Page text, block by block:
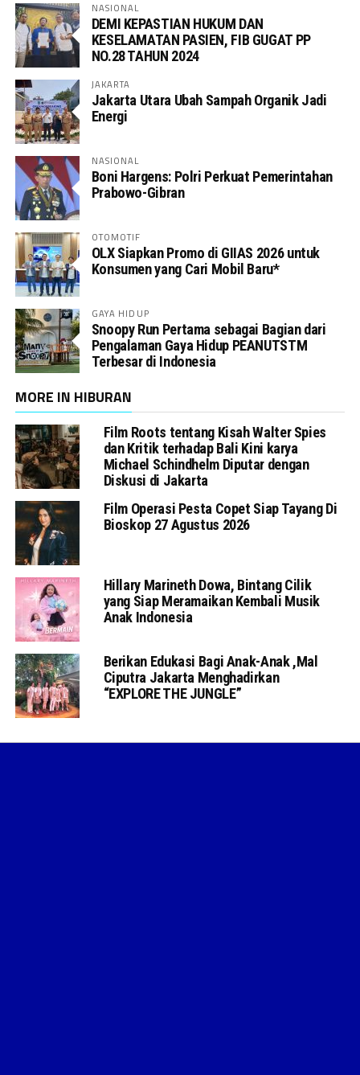
NASIONAL
DEMI KEPASTIAN HUKUM DAN
KESELAMATAN PASIEN, FIB GUGAT PP
NO.28 TAHUN 2024
JAKARTA
Jakarta Utara Ubah Sampah Organik Jadi
Energi
NASIONAL
Boni Hargens: Polri Perkuat Pemerintahan
Prabowo-Gibran
OTOMOTIF
OLX Siapkan Promo di GIIAS 2026 untuk
Konsumen yang Cari Mobil Baru*
GAYA HIDUP
Snoopy Run Pertama sebagai Bagian dari
Pengalaman Gaya Hidup PEANUTSTM
Terbesar di Indonesia
MORE IN HIBURAN
Film Roots tentang Kisah Walter Spies
dan Kritik terhadap Bali Kini karya
Michael Schindhelm Diputar dengan
Diskusi di Jakarta
Film Operasi Pesta Copet Siap Tayang Di
Bioskop 27 Agustus 2026
Hillary Marineth Dowa, Bintang Cilik
yang Siap Meramaikan Kembali Musik
Anak Indonesia
Berikan Edukasi Bagi Anak-Anak ,Mal
Ciputra Jakarta Menghadirkan
“EXPLORE THE JUNGLE”